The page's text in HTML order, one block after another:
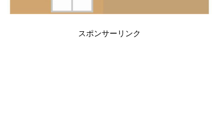
スポンサーリンク